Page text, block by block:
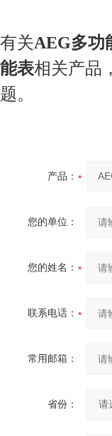
有关AEG多功
能表相关产品
题。
产品：
您的单位：
您的姓名：
联系电话：
常用邮箱：
省份：